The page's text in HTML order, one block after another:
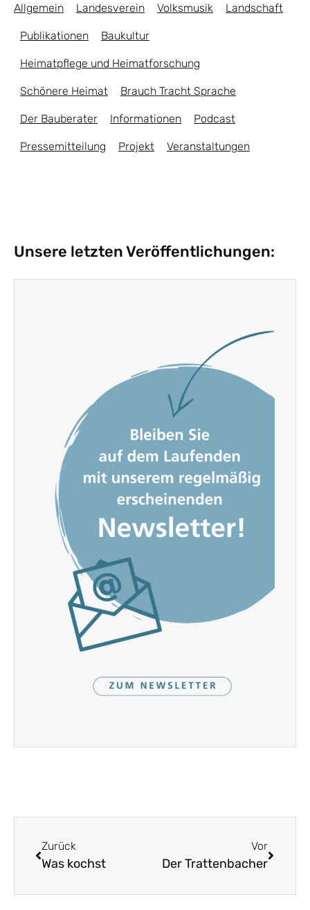
Allgemein Landesverein Volksmusik Landschaft
Publikationen Baukultur
Heimatpflege und Heimatforschung
Schönere Heimat Brauch Tracht Sprache
Der Bauberater Informationen Podcast
Pressemitteilung Projekt Veranstaltungen
Unsere letzten Veröffentlichungen:
Zurück
Was kochst
Vor
Der Trattenbacher